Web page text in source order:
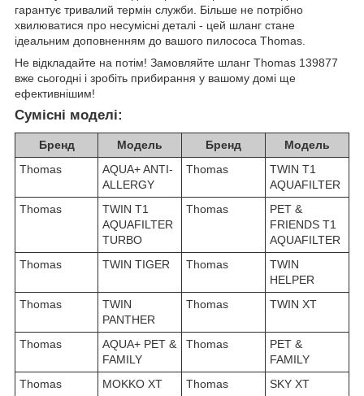
гарантує тривалий термін служби. Більше не потрібно
хвилюватися про несумісні деталі - цей шланг стане
ідеальним доповненням до вашого пилососа Thomas.
Не відкладайте на потім! Замовляйте шланг Thomas 139877
вже сьогодні і зробіть прибирання у вашому домі ще
ефективнішим!
Сумісні моделі:
Бренд Модель Бренд
Модель
Thomas
AQUA+ ANTI-
ALLERGY
Thomas
TWIN T1
AQUAFILTER
Thomas
TWIN T1
AQUAFILTER
TURBO
Thomas
PET &
FRIENDS T1
AQUAFILTER
Thomas
TWIN TIGER Thomas
TWIN
HELPER
Thomas
TWIN
PANTHER
Thomas TWIN XT
Thomas
AQUA+ PET &
FAMILY
Thomas
PET &
FAMILY
Thomas
MOKKO XT Thomas
SKY XT